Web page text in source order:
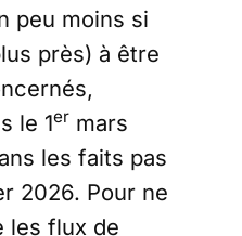
peu moins si
près) à être
le 1er mars
les faits pas
2026. Pour ne
les flux de